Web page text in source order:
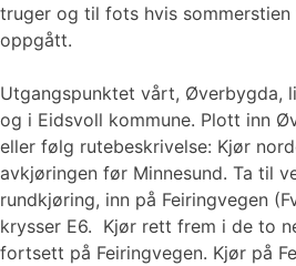
truger og til fots hvis
oppgått.
Utgangspunktet vårt, Øverbygda,
og i Eidsvoll kommune. Plott inn
eller følg rutebeskrivelse: Kjør
avkjøringen før Minnesund. Ta til
rundkjøring, inn på Feiringvegen
krysser E6. Kjør rett frem i de to
fortsett på Feiringvegen. Kjør på